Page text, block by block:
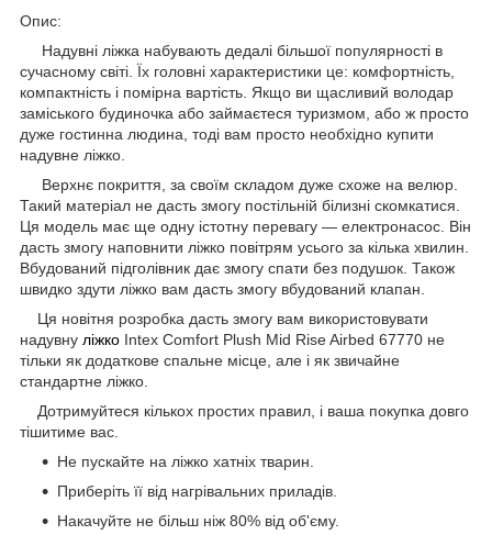
Опис:
Надувні ліжка набувають дедалі більшої популярності в
сучасному світі. Їх головні характеристики це: комфортність,
компактність і помірна вартість. Якщо ви щасливий володар
заміського будиночка або займаєтеся туризмом, або ж просто
дуже гостинна людина, тоді вам просто необхідно купити
надувне ліжко.
Верхнє покриття, за своїм складом дуже схоже на велюр.
Такий матеріал не дасть змогу постільній білизні скомкатися.
Ця модель має ще одну істотну перевагу — електронасос. Він
дасть змогу наповнити ліжко повітрям усього за кілька хвилин.
Вбудований підголівник дає змогу спати без подушок. Також
швидко здути ліжко вам дасть змогу вбудований клапан.
Ця новітня розробка дасть змогу вам використовувати
надувну ліжко Intex Comfort Plush Mid Rise Airbed 67770 не
тільки як додаткове спальне місце, але і як звичайне
стандартне ліжко.
Дотримуйтеся кількох простих правил, і ваша покупка довго
тішитиме вас.
Не пускайте на ліжко хатніх тварин.
Приберіть її від нагрівальних приладів.
Накачуйте не більш ніж 80% від об'єму.